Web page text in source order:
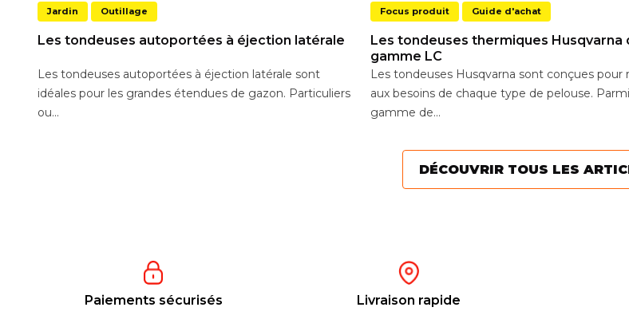
Jardin Outillage
Les tondeuses autoportées à éjection latérale
Les tondeuses autoportées à éjection latérale sont
idéales pour les grandes étendues de gazon. Particuliers
ou...
Focus produit Guide d'achat
Les tondeuses thermiques Husqvarna
gamme LC
Les tondeuses Husqvarna sont conçues pour
aux besoins de chaque type de pelouse.
gamme de...
DÉCOUVRIR TOUS LES
Paiements sécurisés Livraison rapide